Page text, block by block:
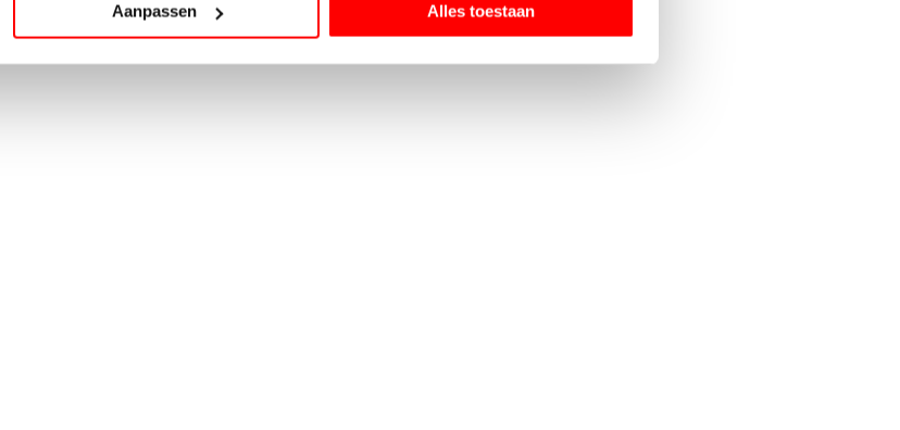
Aanpassen Alles toestaan